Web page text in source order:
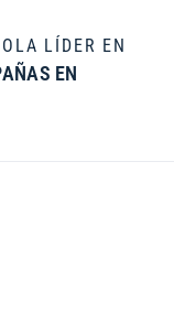
LÍDER EN
EN